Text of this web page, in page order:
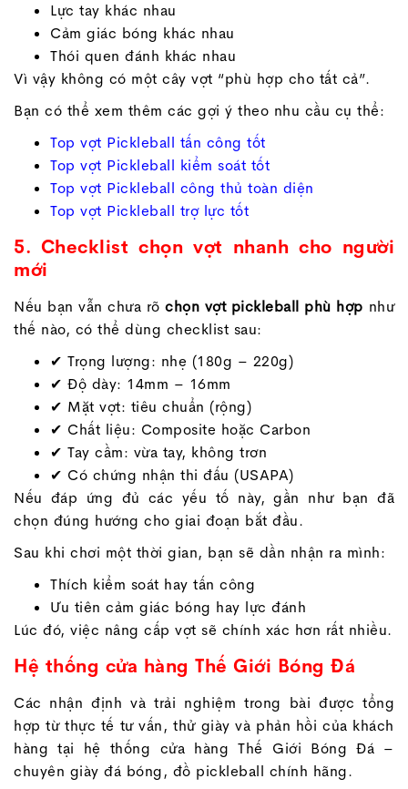
Lực tay khác nhau
Cảm giác bóng khác nhau
Thói quen đánh khác nhau
Vì vậy không có một cây vợt “phù hợp cho tất cả”.
Bạn có thể xem thêm các gợi ý theo nhu cầu cụ thể:
Top vợt Pickleball tấn công tốt
Top vợt Pickleball kiểm soát tốt
Top vợt Pickleball công thủ toàn diện
Top vợt Pickleball trợ lực tốt
5. Checklist chọn vợt nhanh cho người
mới
Nếu bạn vẫn chưa rõchọn vợt pickleball phù hợp như
thế nào, có thể dùng checklist sau:
✔ Trọng lượng: nhẹ (180g – 220g)
✔ Độ dày: 14mm – 16mm
✔ Mặt vợt: tiêu chuẩn (rộng)
✔ Chất liệu: Composite hoặc Carbon
✔ Tay cầm: vừa tay, không trơn
✔ Có chứng nhận thi đấu (USAPA)
Nếu đáp ứng đủ các yếu tố này, gần như bạn đã
chọn đúng hướng cho giai đoạn bắt đầu.
Sau khi chơi một thời gian, bạn sẽ dần nhận ra mình:
Thích kiểm soát hay tấn công
Ưu tiên cảm giác bóng hay lực đánh
Lúc đó, việc nâng cấp vợt sẽ chính xác hơn rất nhiều.
Hệ thống cửa hàng Thế Giới Bóng Đá
Các nhận định và trải nghiệm trong bài được tổng
hợp từ thực tế tư vấn, thử giày và phản hồi của khách
hàng tại hệ thống cửa hàng Thế Giới Bóng Đá –
chuyên giày đá bóng, đồ pickleball chính hãng.